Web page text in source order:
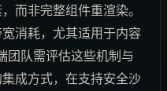
而非完整组件重渲染。
消耗，尤其适用于内容
团队需评估这些机制与
成方式，在支持安全沙